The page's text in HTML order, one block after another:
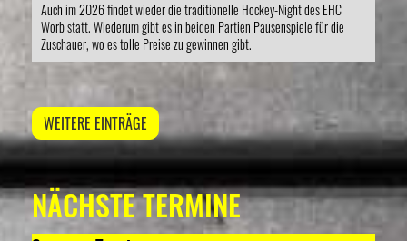
Auch im 2026 findet wieder die traditionelle Hockey-Night des EHC
Worb statt. Wiederum gibt es in beiden Partien Pausenspiele für die
Zuschauer, wo es tolle Preise zu gewinnen gibt.
WEITERE EINTRÄGE
NÄCHSTE TERMINE